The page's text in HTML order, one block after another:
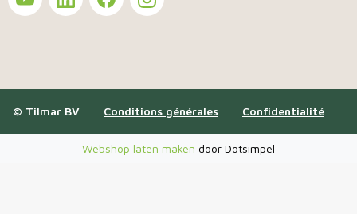
© Tilmar BV Conditions générales Confidentialité
Webshop laten maken door Dotsimpel